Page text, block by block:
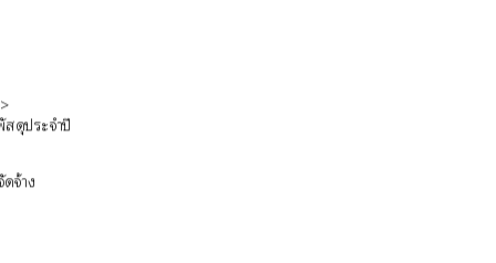
ดุประจำปี
จ้าง